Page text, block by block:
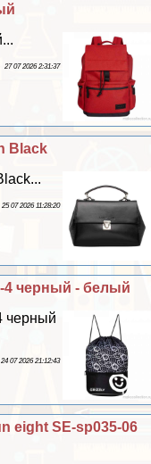
27 07 2026 2:31:37
Black
25 07 2026 11:28:20
4 черный - белый
черный
24 07 2026 21:12:43
eight SE-sp035-06